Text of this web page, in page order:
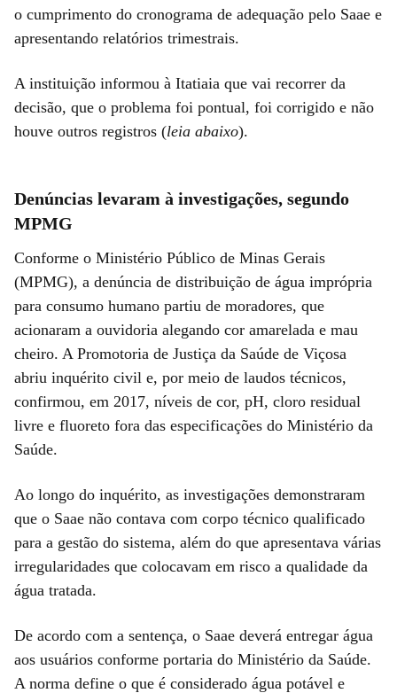
o cumprimento do cronograma de adequação pelo Saae e
apresentando relatórios trimestrais.
A instituição informou à Itatiaia que vai recorrer da
decisão, que o problema foi pontual, foi corrigido e não
houve outros registros (leia abaixo).
Denúncias levaram à investigações, segundo
MPMG
Conforme o Ministério Público de Minas Gerais
(MPMG), a denúncia de distribuição de água imprópria
para consumo humano partiu de moradores, que
acionaram a ouvidoria alegando cor amarelada e mau
cheiro. A Promotoria de Justiça da Saúde de Viçosa
abriu inquérito civil e, por meio de laudos técnicos,
confirmou, em 2017, níveis de cor, pH, cloro residual
livre e fluoreto fora das especificações do Ministério da
Saúde.
Ao longo do inquérito, as investigações demonstraram
que o Saae não contava com corpo técnico qualificado
para a gestão do sistema, além do que apresentava várias
irregularidades que colocavam em risco a qualidade da
água tratada.
De acordo com a sentença, o Saae deverá entregar água
aos usuários conforme portaria do Ministério da Saúde.
A norma define o que é considerado água potável e